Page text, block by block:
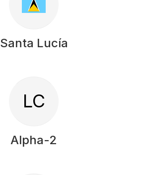
Santa Lucía
LC
Alpha-2